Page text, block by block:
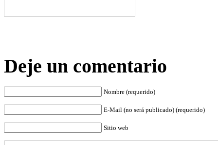
Deje un comentario
Nombre (requerido)
E-Mail (no será publicado) (requerido)
Sitio web